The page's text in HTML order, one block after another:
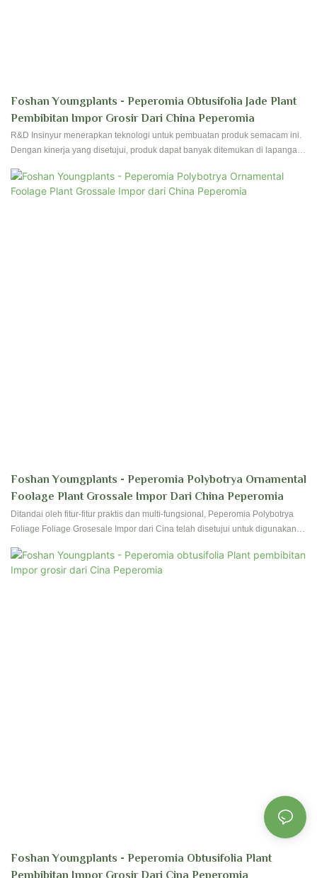
Foshan Youngplants - Peperomia Obtusifolia Jade Plant
Pembibitan Impor Grosir Dari China Peperomia
R&D Insinyur menerapkan teknologi untuk pembuatan produk semacam ini.
Dengan kinerja yang disetujui, produk dapat banyak ditemukan di lapangan
Foshan Youngplants - Peperomia Polybotrya Ornamental
Foolage Plant Grossale Impor Dari China Peperomia
Ditandai oleh fitur-fitur praktis dan multi-fungsional, Peperomia Polybotrya
Foliage Foliage Grosesale Impor dari Cina telah disetujui untuk digunakan di
orang akan mengenalinya karena kinerjanya yang kuat dan juga lebih
banyak manfaat akan dibawa oleh orang -orang di berbagai bidang.
Foshan Youngplants - Peperomia Obtusifolia Plant
Pembibitan Impor Grosir Dari Cina Peperomia